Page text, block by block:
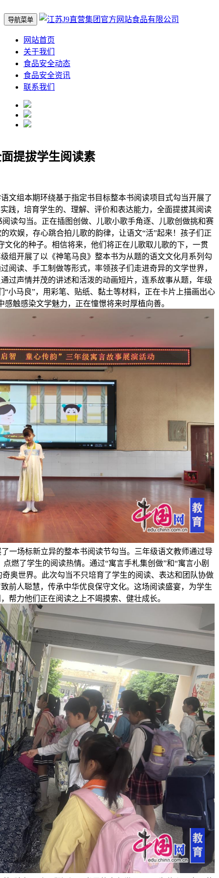
导航菜单
网站首页
关于我们
食品安全动态
食品安全资讯
联系我们
提拔学生阅读素
组本期环绕基于指定书目标整本书阅读项目式勾当开展了
践，培育学生的、理解、评价和表达能力，全面提拔其阅读
读勾当。正在插图创做、儿歌小歌手角逐、儿歌创做挑和赛
欢娱，存心跳合拍儿歌的韵律，让语文“活”起来！孩子们正
化的种子。相信将来，他们将正在儿歌取儿歌的下，一贯
组开展了以《神笔马良》整本书为从题的语文文化月系列勾
阅读、手工制做等形式，率领孩子们走进奇异的文学世界，
过声情并茂的讲述和活泼的动画短片，连系故事从题，年级
小马良”，用彩笔、贴纸、黏土等材料，正在卡片上描画出心
触感染文学魅力，正在憧憬将来时厚植向善。
一场标新立异的整本书阅读节勾当。三年级语文教师通过导
燃了学生的阅读热情。通过“寓言手札集创做”和“寓言小剧
奥世界。此次勾当不只培育了学生的阅读、表达和团队协做
前人聪慧，传承中华优良保守文化。这场阅读盛宴，为学生
帮力他们正在阅读之上不竭摸索、健壮成长。